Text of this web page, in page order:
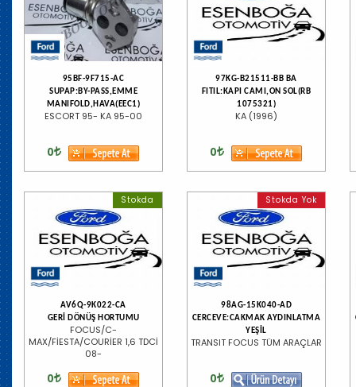
95BF-9F715-AC
SUPAP:BY-PASS,EMME
MANIFOLD,HAVA(EEC1)
ESCORT 95- KA 95-00
0
97KG-B21511-BB BA
FITIL:KAPI CAMI,ON SOL(RB
1075321)
KA (1996)
0
Stokda
AV6Q-9K022-CA
GERİ DÖNÜŞ HORTUMU
FOCUS/C-
MAX/FİESTA/COURİER 1,6 TDCİ
08-
0
Stokda Yok
98AG-15K040-AD
CERCEVE:CAKMAK AYDINLATMA
YEŞİL
TRANSIT FOCUS TÜM ARAÇLAR
0